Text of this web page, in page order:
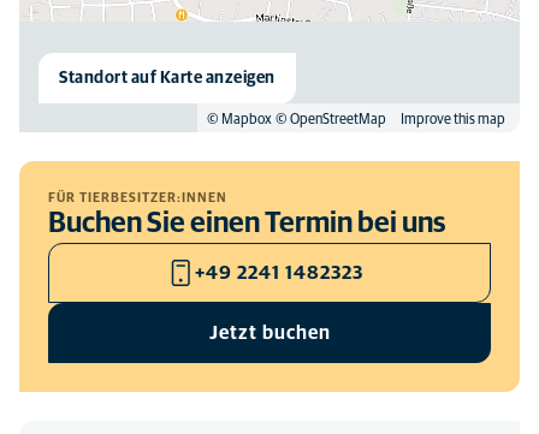
© Mapbox © OpenStreetMap Improve this map
Standort auf Karte anzeigen
FÜR TIERBESITZER:INNEN
Buchen Sie einen Termin bei uns
+49 2241 1482323
Jetzt buchen